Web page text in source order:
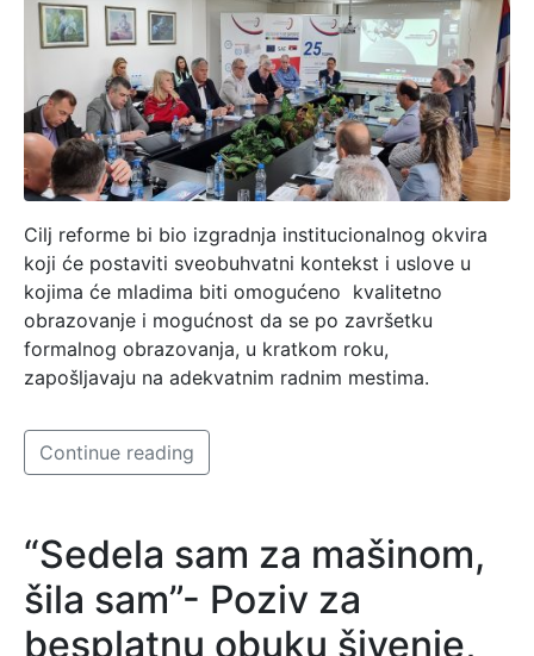
Cilj reforme bi bio izgradnja institucionalnog okvira
koji će postaviti sveobuhvatni kontekst i uslove u
kojima će mladima biti omogućeno kvalitetno
obrazovanje i mogućnost da se po završetku
formalnog obrazovanja, u kratkom roku,
zapošljavaju na adekvatnim radnim mestima.
Continue reading
“Sedela sam za mašinom,
šila sam”- Poziv za
besplatnu obuku šivenje,